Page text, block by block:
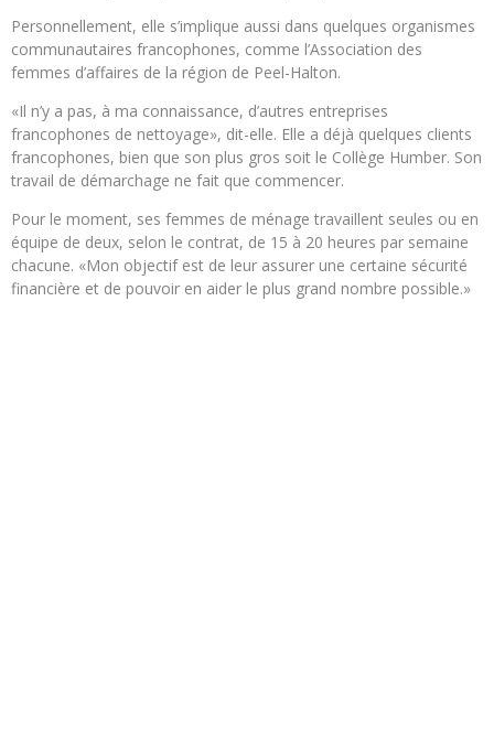
Personnellement, elle s’implique aussi dans quelques organismes
communautaires francophones, comme l’Association des
femmes d’affaires de la région de Peel-Halton.
«Il n’y a pas, à ma connaissance, d’autres entreprises
francophones de nettoyage», dit-elle. Elle a déjà quelques clients
francophones, bien que son plus gros soit le Collège Humber. Son
travail de démarchage ne fait que commencer.
Pour le moment, ses femmes de ménage travaillent seules ou en
équipe de deux, selon le contrat, de 15 à 20 heures par semaine
chacune. «Mon objectif est de leur assurer une certaine sécurité
financière et de pouvoir en aider le plus grand nombre possible.»